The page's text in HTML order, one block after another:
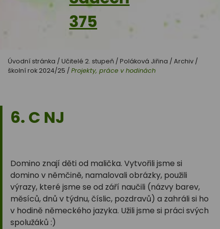
375
Úvodní stránka / Učitelé 2. stupeň / Poláková Jiřina / Archiv /
školní rok 2024/25 / Projekty, práce v hodinách
6. C NJ
Domino znají děti od malička. Vytvořili jsme si
domino v němčině, namalovali obrázky, použili
výrazy, které jsme se od září naučili (názvy barev,
měsíců, dnů v týdnu, číslic, pozdravů) a zahráli si ho
v hodině německého jazyka. Užili jsme si práci svých
spolužáků :)